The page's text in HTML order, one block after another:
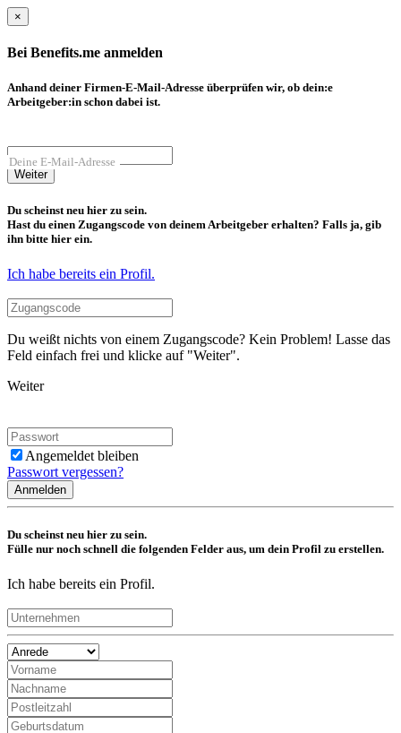
×
Bei Benefits.me anmelden
Anhand deiner Firmen-E-Mail-Adresse überprüfen wir, ob dein:e
Arbeitgeber:in schon dabei ist.
Deine E-Mail-Adresse
Weiter
Du scheinst neu hier zu sein.
Hast du einen Zugangscode von deinem Arbeitgeber erhalten? Falls ja, gib
ihn bitte hier ein.
Ich habe bereits ein Profil.
Du weißt nichts von einem Zugangscode? Kein Problem! Lasse das
Feld einfach frei und klicke auf "Weiter".
Weiter
Angemeldet bleiben
Passwort vergessen?
Anmelden
Du scheinst neu hier zu sein.
Fülle nur noch schnell die folgenden Felder aus, um dein Profil zu erstellen.
Ich habe bereits ein Profil.